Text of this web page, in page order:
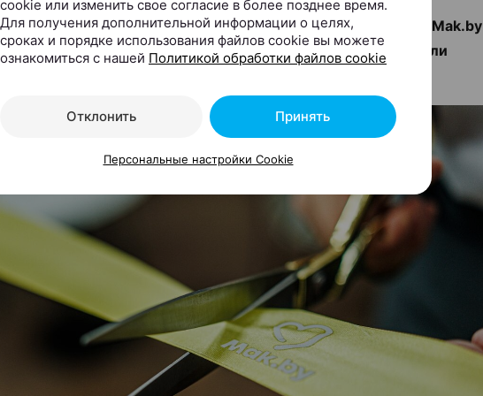
могут заказать любимый кофе, десерты и блюда Mak.by
независимо от того, отправляются они внутренним или
рейсом.
cookie или изменить свое согласие в более позднее время.
Для получения дополнительной информации о целях,
сроках и порядке использования файлов cookie вы можете
ознакомиться с нашей Политикой обработки файлов cookie
Отклонить Принять
Персональные настройки Cookie